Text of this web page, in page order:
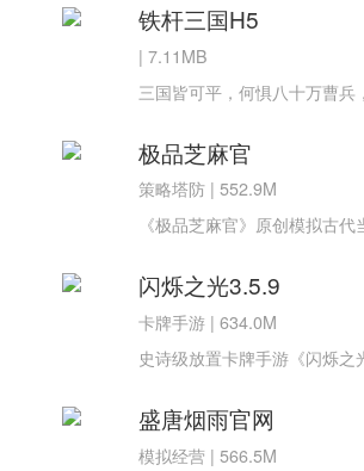
铁杆三国H5
|7.11MB
极品芝麻官
策略塔防 |552.9M
闪烁之光3.5.9
卡牌手游 |634.0M
盛唐烟雨官网
模拟经营 |566.5M